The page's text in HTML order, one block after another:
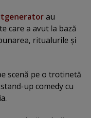
au
care a avut la bază
ritualurile şi
scenă pe o trotinetă
up comedy cu